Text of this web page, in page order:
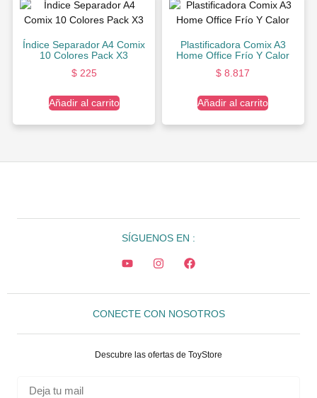
Índice Separador A4 Comix
10 Colores Pack X3
$225
Añadir al carrito
Plastificadora Comix A3
Home Office Frío Y Calor
$ 8.817
Añadir al carrito
SÍGUENOS EN :
CONECTE CON NOSOTROS
Descubre las ofertas de ToyStore